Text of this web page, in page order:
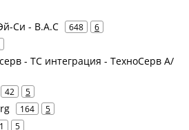
Си - B.A.C 648 6
- ТС интеграция - ТехноСерв А/
42 5
164 5
5